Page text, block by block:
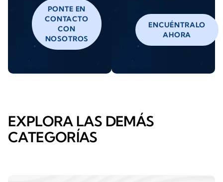
PONTE EN
CONTACTO
CON
NOSOTROS
ENCUÉNTRALO
AHORA
EXPLORA LAS DEMÁS
CATEGORÍAS